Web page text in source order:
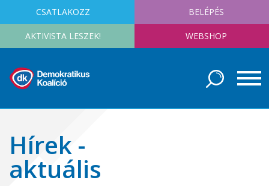
CSATLAKOZZ BELÉPÉS
AKTIVISTA LESZEK! WEBSHOP
Hírek -
aktuális